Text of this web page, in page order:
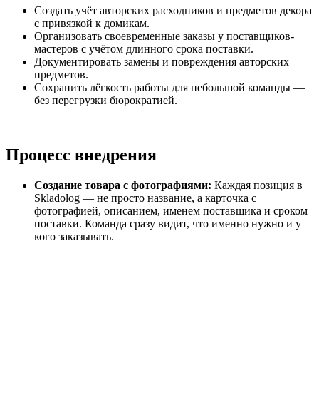
Создать учёт авторских расходников и предметов декора
с привязкой к домикам.
Организовать своевременные заказы у поставщиков-
мастеров с учётом длинного срока поставки.
Документировать замены и повреждения авторских
предметов.
Сохранить лёгкость работы для небольшой команды —
без перегрузки бюрократией.
Процесс внедрения
Создание товара с фотографиями: Каждая позиция в
Skladolog — не просто название, а карточка с
фотографией, описанием, именем поставщика и сроком
поставки. Команда сразу видит, что именно нужно и у
кого заказывать.